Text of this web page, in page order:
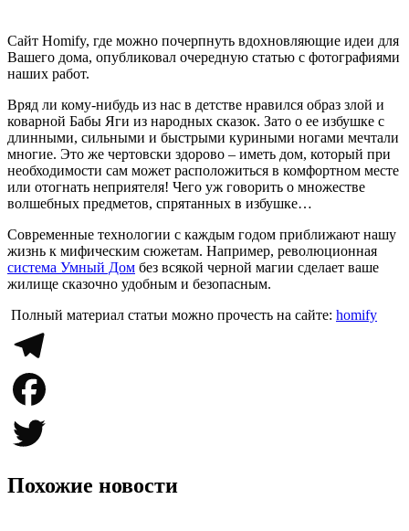
Сайт Homify, где можно почерпнуть вдохновляющие идеи для
Вашего дома, опубликовал очередную статью с фотографиями
наших работ.
Вряд ли кому-нибудь из нас в детстве нравился образ злой и
коварной Бабы Яги из народных сказок. Зато о ее избушке с
длинными, сильными и быстрыми куриными ногами мечтали
многие. Это же чертовски здорово – иметь дом, который при
необходимости сам может расположиться в комфортном месте
или отогнать неприятеля! Чего уж говорить о множестве
волшебных предметов, спрятанных в избушке…
Современные технологии с каждым годом приближают нашу
жизнь к мифическим сюжетам. Например, революционная
система Умный Дом без всякой черной магии сделает ваше
жилище сказочно удобным и безопасным.
Полный материал статьи можно прочесть на сайте: homify
Telegram
Facebook
Twitter
Похожие новости